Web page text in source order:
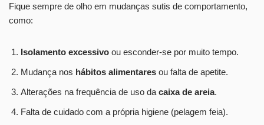
Fique sempre de olho em mudanças sutis de comportamento,
como:
Isolamento excessivo ou esconder-se por muito tempo.
Mudança nos hábitos alimentares ou falta de apetite.
Alterações na frequência de uso da caixa de areia.
Falta de cuidado com a própria higiene (pelagem feia).